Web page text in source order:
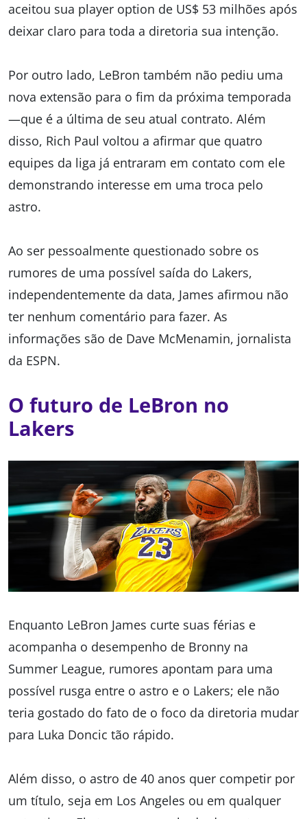
aceitou sua player option de US$ 53 milhões após
deixar claro para toda a diretoria sua intenção.
Por outro lado, LeBron também não pediu uma
nova extensão para o fim da próxima temporada
—que é a última de seu atual contrato. Além
disso, Rich Paul voltou a afirmar que quatro
equipes da liga já entraram em contato com ele
demonstrando interesse em uma troca pelo
astro.
Ao ser pessoalmente questionado sobre os
rumores de uma possível saída do Lakers,
independentemente da data, James afirmou não
ter nenhum comentário para fazer. As
informações são de Dave McMenamin, jornalista
da ESPN.
O futuro de LeBron no
Lakers
Enquanto LeBron James curte suas férias e
acompanha o desempenho de Bronny na
Summer League, rumores apontam para uma
possível rusga entre o astro e o Lakers; ele não
teria gostado do fato de o foco da diretoria mudar
para Luka Doncic tão rápido.
Além disso, o astro de 40 anos quer competir por
um título, seja em Los Angeles ou em qualquer